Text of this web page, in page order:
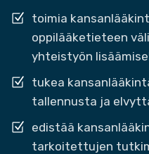
toimia
oppilääketieteen
yhteistyön
tukea
tallennusta ja
edistää
tarkoitettujen